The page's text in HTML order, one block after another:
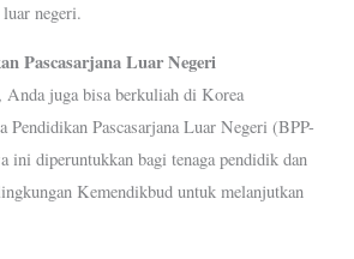
negeri.
Pascasarjana Luar Negeri
Anda juga bisa berkuliah di Korea
Pendidikan Pascasarjana Luar Negeri (BPP-
ini diperuntukkan bagi tenaga pendidik dan
Kemendikbud untuk melanjutkan